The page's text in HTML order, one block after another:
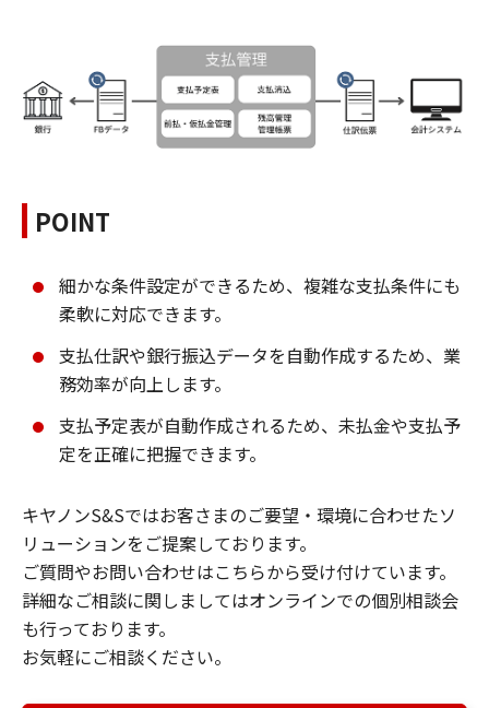
POINT
細かな条件設定ができるため、複雑な支払条件にも
柔軟に対応できます。
支払仕訳や銀行振込データを自動作成するため、業
務効率が向上します。
支払予定表が自動作成されるため、未払金や支払予
定を正確に把握できます。
キヤノンS&Sではお客さまのご要望・環境に合わせたソ
リューションをご提案しております。
ご質問やお問い合わせはこちらから受け付けています。
詳細なご相談に関しましてはオンラインでの個別相談会
も行っております。
お気軽にご相談ください。